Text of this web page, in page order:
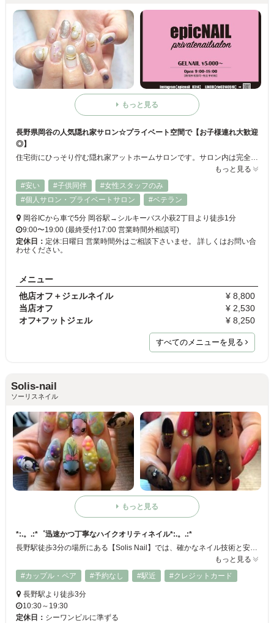
もっと見る
長野県岡谷の人気隠れ家サロン☆プライベート空間で【お子様連れ大歓迎
◎】
もっと見る
#安い
#子供同伴
#女性スタッフのみ
#個人サロン・プライベートサロン
#ベテラン
岡谷ICから車で5分 岡谷駅→シルキーバス小萩2丁目より徒歩1分
9:00〜19:00 (最終受付17:00 営業時間外相談可)
定休日： 定休:日曜日 営業時間外はご相談下さいませ。 詳しくはお問い合
わせください。
メニュー
他店オフ＋ジェルネイル
¥ 8,800
当店オフ
¥ 2,530
オフ+フットジェル
¥ 8,250
すべてのメニューを見る
Solis-nail
ソーリスネイル
もっと見る
*:.。.:*゜迅速かつ丁寧なハイクオリティネイル*:.。.:*
長野駅徒歩3分の場所にある【Solis Nail】では、確かなネイル技術と安心･安全のシステムで、お客様が安らげるリッチな空間を提供いたします。また、当店のスタッフは全員JNECネイリスト１級技能検定取得をしておりますので、お客様のご要望にしっかりとお応えできます。お気軽にお悩みや疑問等をお話くださいませ。他にも、当店ではネイルだけでなく、美と健康をテーマにした高品質な製品のご紹介もしております。
もっと見る
#カップル・ペア
#予約なし #駅近 #クレジットカード
長野駅より徒歩3分
10:30～19:30
定休日： シーワンビルに準ずる